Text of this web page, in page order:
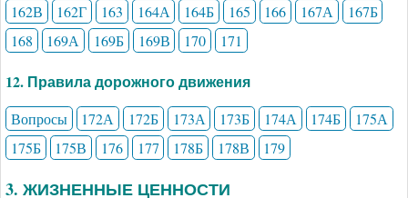
162В
162Г 163 164А 164Б 165 166 167А
167Б
168
169А 169Б 169В 170 171
12. Правила дорожного движения
Вопросы 172А 172Б 173А 173Б 174А 174Б
175А
175Б
175В 176 177 178Б 178В 179
3. ЖИЗНЕННЫЕ ЦЕННОСТИ